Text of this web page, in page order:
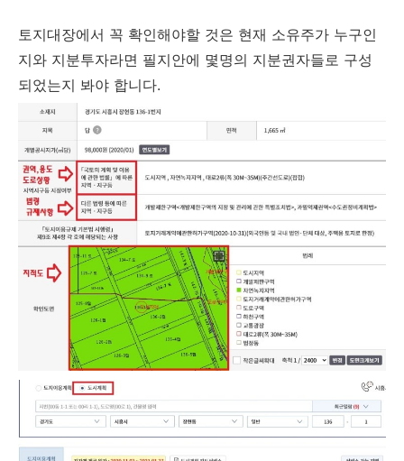
토지대장에서 꼭 확인해야할 것은 현재 소유주가 누구인
지와 지분투자라면 필지안에 몇명의 지분권자들로 구성
되었는지 봐야 합니다.